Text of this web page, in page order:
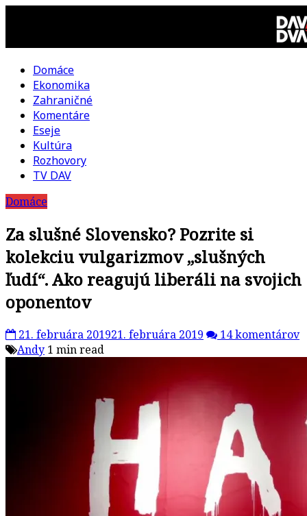
DAV
DVA
kultúrno-
politická
revue
Domáce
Ekonomika
Zahraničné
Komentáre
Eseje
Kultúra
Rozhovory
TV DAV
Domáce
Za slušné Slovensko? Pozrite si
kolekciu vulgarizmov „slušných
ľudí“. Ako reagujú liberáli na svojich
oponentov
21. februára 201921. februára 2019
14 komentárov
Andy 1 min read